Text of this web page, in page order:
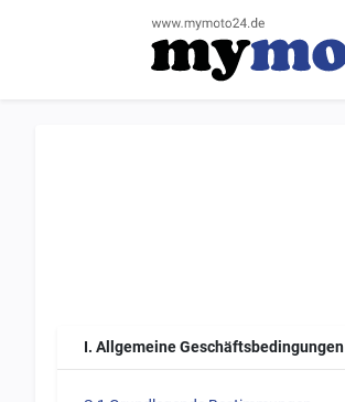
I. Allgemeine Geschäftsbedingungen